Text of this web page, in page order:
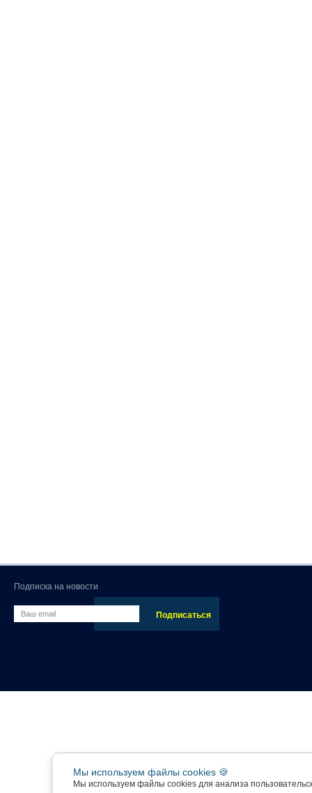
Подписка на новости
Мы используем файлы cookies 🍪
Мы используем файлы cookies для анализа